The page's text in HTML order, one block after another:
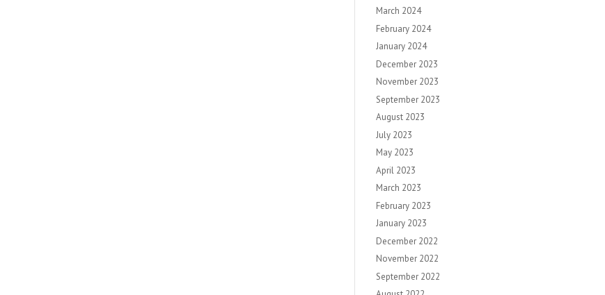
March 2024
February 2024
January 2024
December 2023
November 2023
September 2023
August 2023
July 2023
May 2023
April 2023
March 2023
February 2023
January 2023
December 2022
November 2022
September 2022